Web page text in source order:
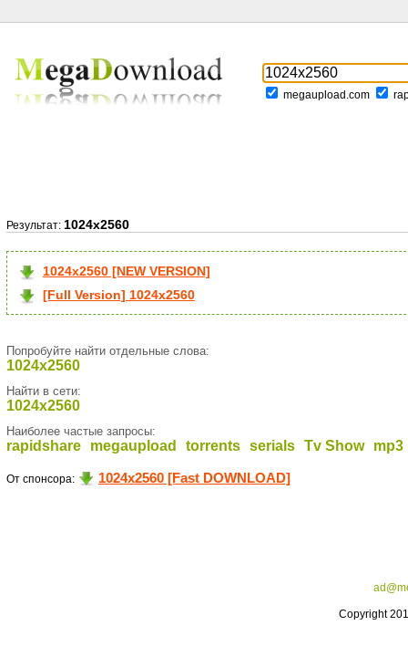
megaupload.com
Результат: 1024x2560
1024x2560 [NEW VERSION]
[Full Version] 1024x2560
Попробуйте найти отдельные слова:
1024x2560
Найти в сети:
1024x2560
Наиболее частые запросы:
rapidshare megaupload torrents serials Tv Show mp3
От спонсора: 1024x2560 [Fast DOWNLOAD]
Copyright